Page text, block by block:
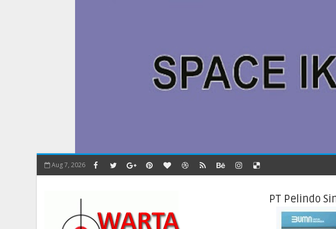
Aug 7, 2026
PT Pelindo